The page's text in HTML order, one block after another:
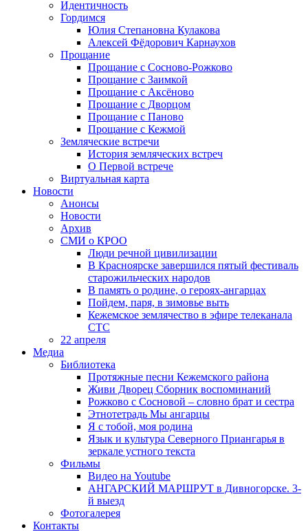
Идентичность
Гордимся
Юлия Степановна Кулакова
Алексей Фёдорович Карнаухов
Прощание
Прощание с Сосново-Рожково
Прощание с Заимкой
Прощание с Аксёново
Прощание с Дворцом
Прощание с Паново
Прощание с Кежмой
Земляческие встречи
История земляческих встреч
О Первой встрече
Виртуальная карта
Новости
Анонсы
Новости
Архив
СМИ о КРОО
Люди речной цивилизации
В Красноярске завершился пятый фестиваль
старожильческих народов
В память о родине, о героях-ангарцах
Пойдем, паря, в зимовье выть
Кежемское землячество в эфире телеканала
СТС
22 апреля
Медиа
Библиотека
Протяжные песни Кежемского района
Живи Дворец Сборник воспоминаний
Рожково с Сосновой – словно брат и сестра
Этнотетрадь Мы ангарцы
Я с тобой, моя родина
Язык и культура Северного Приангарья в
зеркале устного текста
Фильмы
Видео на Youtube
АНГАРСКИЙ МАРШРУТ в Дивногорске. 3-
й выезд
Фотогалерея
Контакты